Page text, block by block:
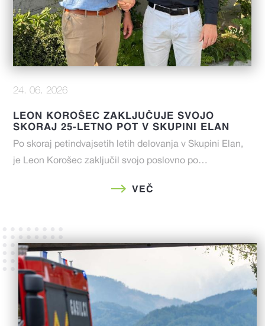
24. 06. 2026
LEON KOROŠEC ZAKLJUČUJE SVOJO
SKORAJ 25-LETNO POT V SKUPINI ELAN
Po skoraj petindvajsetih letih delovanja v Skupini Elan,
je Leon Korošec zaključil svojo poslovno po…
VEČ